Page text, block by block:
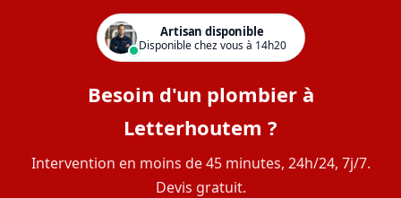
Artisan disponible
Disponible chez vous à 14h20
Besoin d'un plombier à
Letterhoutem ?
Intervention en moins de 45 minutes, 24h/24, 7j/7.
Devis gratuit.